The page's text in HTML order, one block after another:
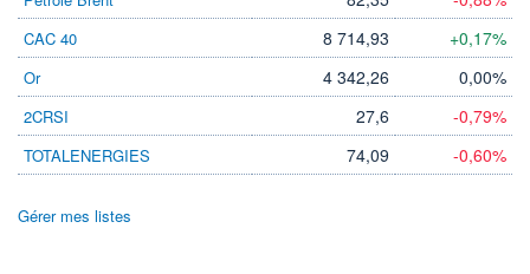
ÉLIGIBILITÉ
Non éligible
+ LISTE
CAC 40 8 714,93 +0,17%
Or 4 342,26 0,00%
2CRSI 27,6 -0,79%
TOTALENERGIES 74,09 -0,60%
Gérer mes listes